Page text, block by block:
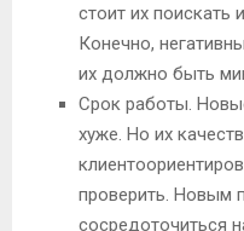
стоит их поискать
Конечно,
их должно быть
Срок работы.
хуже. Но их
проверить. Новым
сосредоточиться